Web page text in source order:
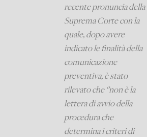
recente pronuncia della
Suprema Corte con la
quale, dopo avere
indicato le finalità della
comunicazione
preventiva, è stato
rilevato che ‘’non è la
lettera di avvio della
procedura che
determina i criteri di